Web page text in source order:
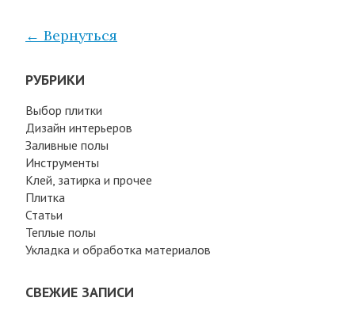
← Вернуться
РУБРИКИ
Выбор плитки
Дизайн интерьеров
Заливные полы
Инструменты
Клей, затирка и прочее
Плитка
Статьи
Теплые полы
Укладка и обработка материалов
СВЕЖИЕ ЗАПИСИ